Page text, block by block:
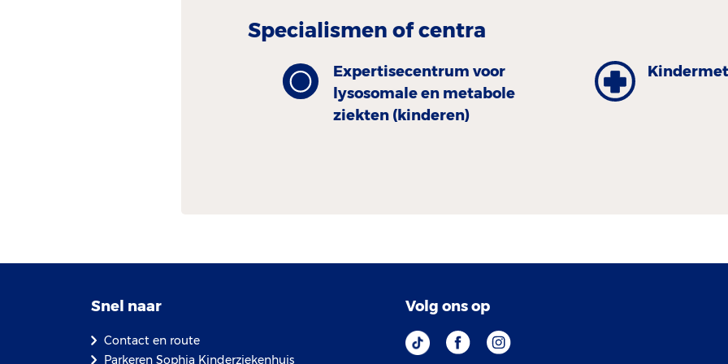
Specialismen of centra
Expertisecentrum voor
lysosomale en metabole
ziekten (kinderen)
Snel naar
Contact en route
Parkeren Sophia Kinderziekenhuis
Volg ons op